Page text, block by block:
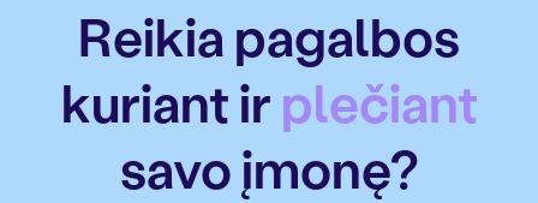
Reikia pagalbos
kuriant irplečiant
savo įmonę?